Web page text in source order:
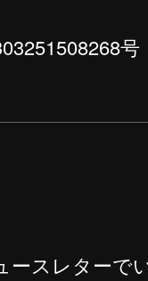
号
ースレターで